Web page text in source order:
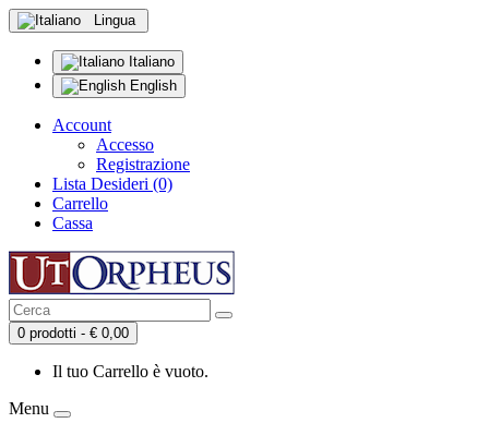
Lingua
Italiano
English
Account
Accesso
Registrazione
Lista Desideri (0)
Carrello
Cassa
0 prodotti - € 0,00
Il tuo Carrello è vuoto.
Menu